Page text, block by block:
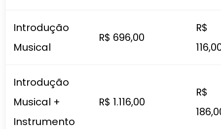
Introdução
Musical
R$ 696,00
R$
Introdução
Musical +
Instrumento
R$ 1.116,00
R$